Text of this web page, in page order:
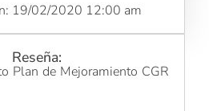
19/02/2020 12:00 am
Reseña:
Plan de Mejoramiento CGR